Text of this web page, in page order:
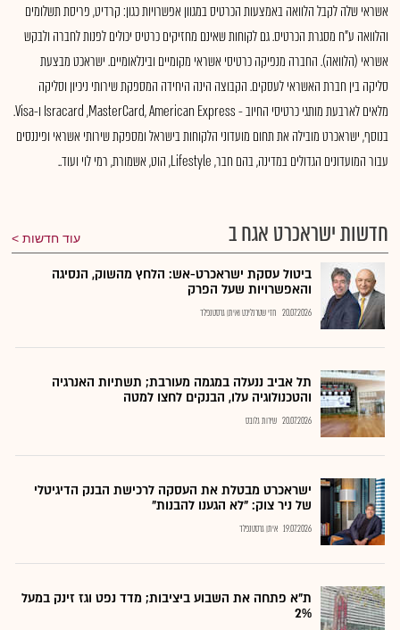
אשראי שלה לקבל הלוואה באמצעות הכרטיס במגוון אפשרויות כגון: קרדיט, פריסת תשלומים
והלוואה ע"ח מסגרת הכרטיס. גם לקוחות שאינם מחזיקים כרטיס יכולים לפנות לחברה ולבקש
אשראי (הלוואה). החברה מנפיקה כרטיסי אשראי מקומיים ובינלאומיים. ישראכט מבצעת
סליקה בין חברת האשראי לעסקים. הקבוצה הינה היחידה המספקת שירותי ניכיון וסליקה
מלאים לארבעת מותגי כרטיסי החיוב - Isracard ,MasterCard, American Express ו-Visa.
בנוסף, ישראכרט מובילה את תחום מועדוני הלקוחות בישראל ומספקת שירותי אשראי ופיננסים
עבור המועדונים הגדולים במדינה, בהם חבר, Lifestyle, הוט, אשמורת, רמי לוי ועוד..
חדשות ישראכרט אגח ב עוד חדשות
ביטול עסקת ישראכרט-אש: הלחץ מהשוק, הנסיגה
והאפשרויות שעל הפרק
20.07.2026 חזי שטרנליכט ואיתן גרסטנפלד
תל אביב ננעלה במגמה מעורבת; תשתיות האנרגיה
והטכנולוגיה עלו, הבנקים לחצו למטה
20.07.2026 שירות גלובס
ישראכרט מבטלת את העסקה לרכישת הבנק הדיגיטלי
של ניר צוק: "לא הגענו להבנות"
19.07.2026 איתן גרסטנפלד
ת"א פתחה את השבוע ביציבות; מדד נפט וגז זינק במעל
2%